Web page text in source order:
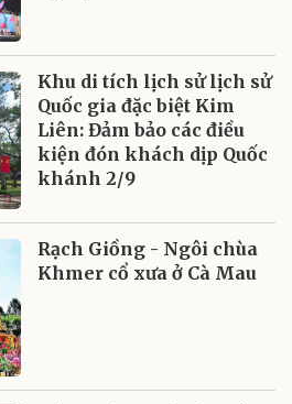
Khu di tích lịch sử lịch sử
Quốc gia đặc biệt Kim
Liên: Đảm bảo các điều
kiện đón khách dịp Quốc
khánh 2/9
Rạch Giồng - Ngôi chùa
Khmer cổ xưa ở Cà Mau